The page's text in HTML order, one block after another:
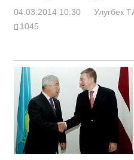
04.03.2014 10:30 Улугбек
1045